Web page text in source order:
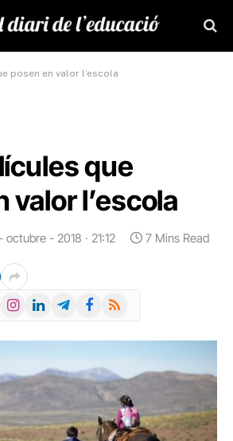
posen en valor l’escola
que
valor l’escola
octubre - 2018 · 21:12 7 Mins Read
Instagram
LinkedInTelegramFacebook
RSS